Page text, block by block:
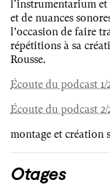
l'instrumentarium et
et de nuances
l’occasion de faire
répétitions à sa
Rousse.
Écoute du podcast
Écoute du podcast
montage et création
Otages